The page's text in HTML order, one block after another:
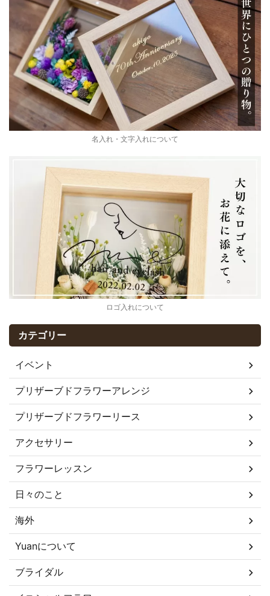
名入れ・文字入れについて
ロゴ入れについて
カテゴリー
イベント
プリザーブドフラワーアレンジ
プリザーブドフラワーリース
アクセサリー
フラワーレッスン
日々のこと
海外
Yuanについて
ブライダル